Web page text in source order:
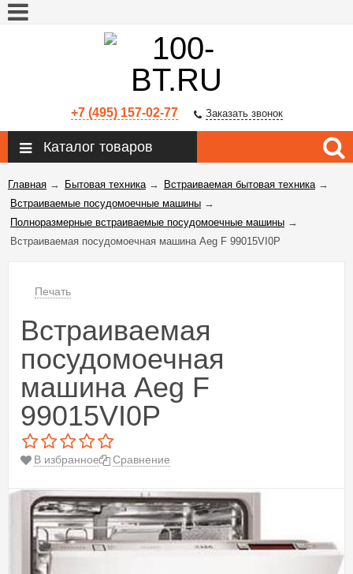
+7 (495) 157-02-77 Заказать звонок
Каталог товаров
Главная → Бытовая техника→ Встраиваемая бытовая техника→
Встраиваемые посудомоечные машины →
Полноразмерные встраиваемые посудомоечные машины →
Встраиваемая посудомоечная машина Aeg F 99015VI0P
Печать
Встраиваемая
посудомоечная
машина Aeg F
99015VI0P
В избранное Сравнение